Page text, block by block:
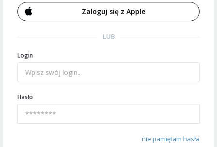
Zaloguj się z Apple
LUB
Login
Hasło
nie pamiętam hasła